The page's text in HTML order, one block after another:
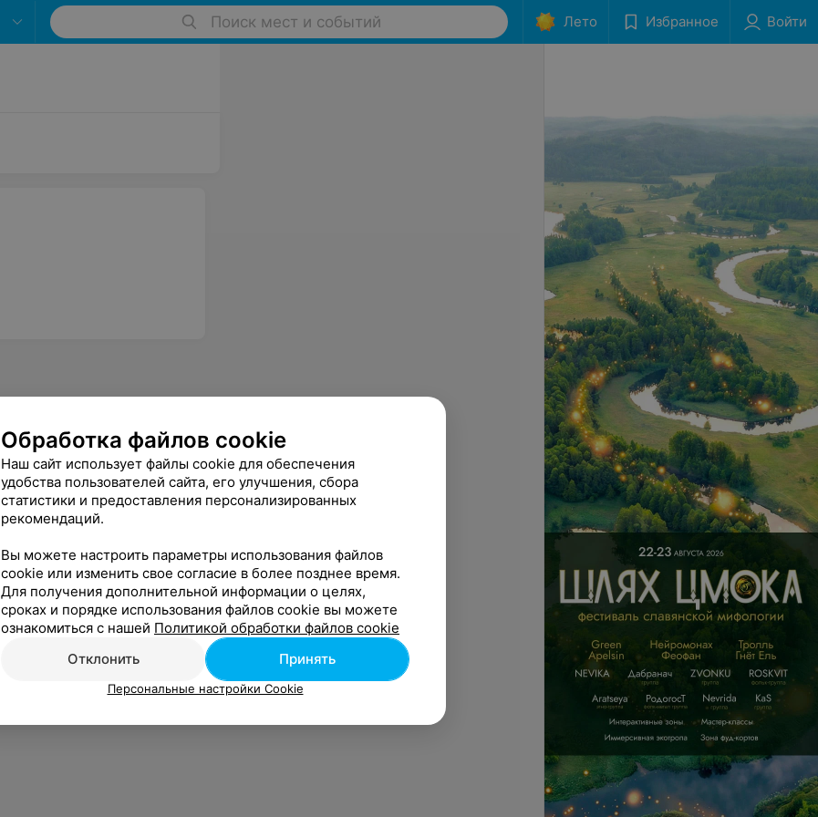
Поиск мест и событий Лето Избранное Войти
Обработка файлов cookie
Наш сайт использует файлы cookie для обеспечения
удобства пользователей сайта, его улучшения, сбора
статистики и предоставления персонализированных
рекомендаций.
Вы можете настроить параметры использования файлов
cookie или изменить свое согласие в более позднее время.
Для получения дополнительной информации о целях,
сроках и порядке использования файлов cookie вы можете
ознакомиться с нашей Политикой обработки файлов cookie
Отклонить
Принять
Персональные настройки Cookie